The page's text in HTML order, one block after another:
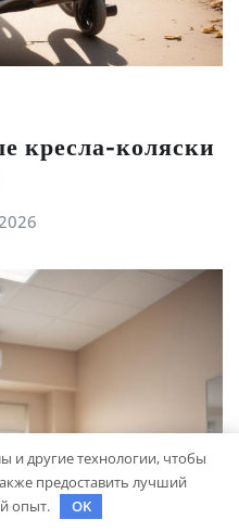
кресла-коляски
и другие технологии, чтобы
предоставить лучший
опыт.
OK